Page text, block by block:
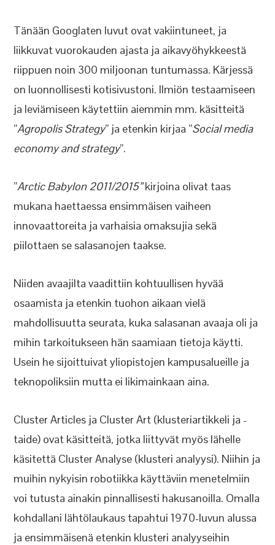
Tänään Googlaten luvut ovat vakiintuneet, ja
liikkuvat vuorokauden ajasta ja aikavyöhykkeestä
riippuen noin 300 miljoonan tuntumassa. Kärjessä
on luonnollisesti kotisivustoni. Ilmiön testaamiseen
ja leviämiseen käytettiin aiemmin mm. käsitteitä
”Agropolis Strategy” ja etenkin kirjaa ”Social media
economy and strategy”.
”Arctic Babylon 2011/2015”kirjoina olivat taas
mukana haettaessa ensimmäisen vaiheen
innovaattoreita ja varhaisia omaksujia sekä
piilottaen se salasanojen taakse.
Niiden avaajilta vaadittiin kohtuullisen hyvää
osaamista ja etenkin tuohon aikaan vielä
mahdollisuutta seurata, kuka salasanan avaaja oli ja
mihin tarkoitukseen hän saamiaan tietoja käytti.
Usein he sijoittuivat yliopistojen kampusalueille ja
teknopoliksiin mutta ei likimainkaan aina.
Cluster Articles ja Cluster Art (klusteriartikkeli ja -
taide) ovat käsitteitä, jotka liittyvät myös lähelle
käsitettä Cluster Analyse (klusteri analyysi). Niihin ja
muihin nykyisin robotiikka käyttäviin menetelmiin
voi tutusta ainakin pinnallisesti hakusanoilla. Omalla
kohdallani lähtölaukaus tapahtui 1970-luvun alussa
ja ensimmäisenä etenkin klusteri analyyseihin